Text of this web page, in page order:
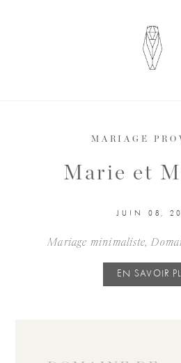
MARIAGE
Marie et
JUIN 08,
Mariage minimaliste,
EN SAVOIR